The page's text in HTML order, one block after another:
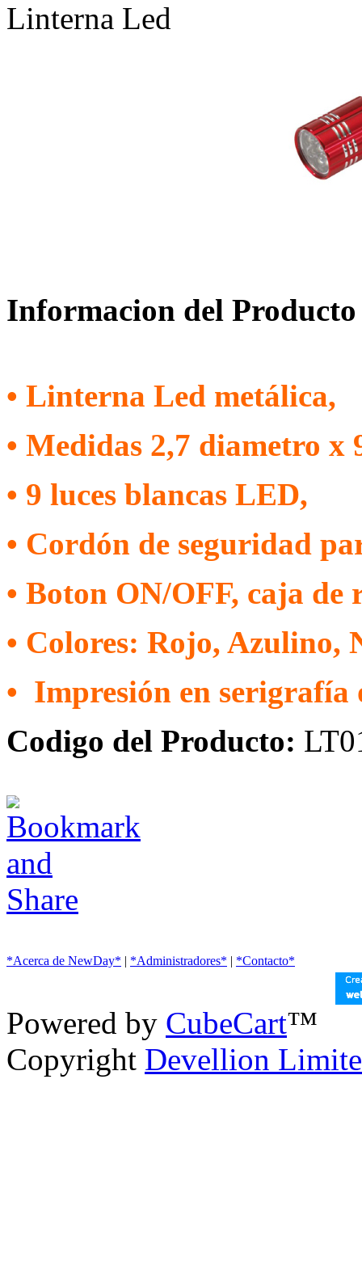
Linterna Led
Informacion del Producto
• Linterna Led metálica,
• Medidas 2,7 diametro x
• 9 luces blancas LED,
• Cordón de seguridad
• Boton ON/OFF, caja de
• Colores: Rojo, Azulino,
• Impresión en serigrafía
Codigo del Producto:
*Acerca de NewDay* | *Administradores* | *Contacto*
Powered by CubeCart™
Copyright Devellion